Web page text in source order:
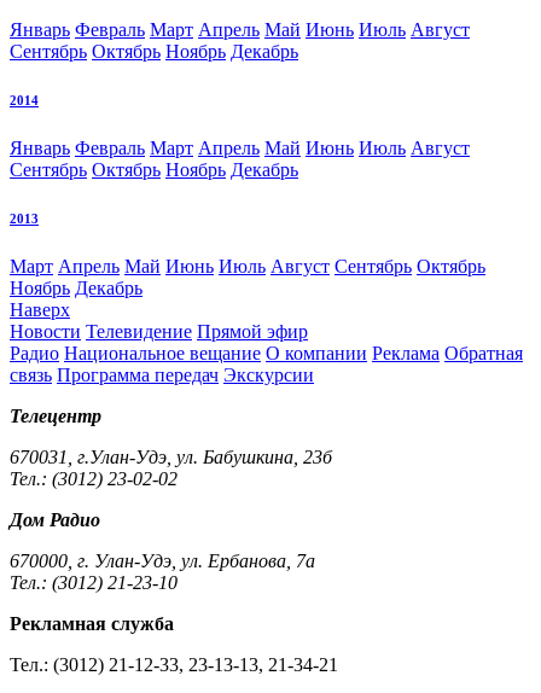
Январь Февраль Март Апрель Май Июнь Июль Август
Сентябрь Октябрь Ноябрь Декабрь
2014
Январь Февраль Март Апрель Май Июнь Июль Август
Сентябрь Октябрь Ноябрь Декабрь
2013
Март Апрель Май Июнь Июль Август Сентябрь Октябрь
Ноябрь Декабрь
Наверх
Новости Телевидение Прямой эфир
Радио Национальное вещание О компании Реклама Обратная
связь Программа передач Экскурсии
Телецентр
670031, г.Улан-Удэ, ул. Бабушкина, 23б
Тел.: (3012) 23-02-02
Дом Радио
670000, г. Улан-Удэ, ул. Ербанова, 7а
Тел.: (3012) 21-23-10
Рекламная служба
Тел.: (3012) 21-12-33, 23-13-13, 21-34-21